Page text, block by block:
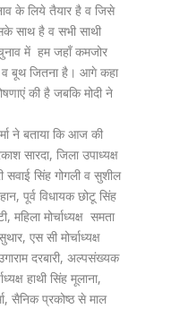
के लिये तैयार है व जिसे
साथ है व सभी साथी
में हम जहाँ कमजोर
व बूथ जितना है। आगे कहा
की है जबकि मोदी ने
ने बताया कि आज की
सारदा, जिला उपाध्यक्ष
सवाई सिंह गोगली व सुशील
पूर्व विधायक छोटू सिंह
महिला मोर्चाध्यक्ष समता
एस सी मोर्चाध्यक्ष
दरबारी, अल्पसंख्यक
हाथी सिंह मूलाना,
सैनिक प्रकोष्ठ से माल